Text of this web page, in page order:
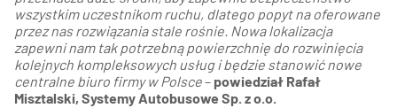
wszystkim uczestnikom ruchu, dlatego popyt na oferowane
przez nas rozwiązania stale rośnie. Nowa lokalizacja
zapewni nam tak potrzebną powierzchnię do rozwinięcia
kolejnych kompleksowych usług i będzie stanowić nowe
centralne biuro firmy w Polsce– powiedział Rafał
Misztalski, Systemy Autobusowe Sp. z o.o.